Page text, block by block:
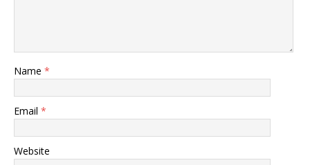
Name *
Email *
Website